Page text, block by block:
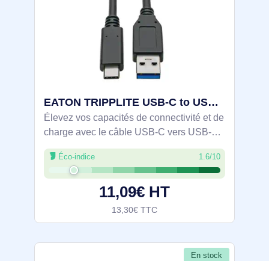
EATON TRIPPLITE USB-C to USB-A Cable M/M USB 3.1 Gen - U428-C03-G2
Élevez vos capacités de connectivité et de
charge avec le câble USB-C vers USB-A
de la série Tripp Lite d'Eaton. Ce câble de
0,91 m (3 ft) exploite la puissance de la
technologie USB 3.2 Gen 2 pour
Éco-indice 1.6/10
11,09€ HT
13,30€ TTC
En stock